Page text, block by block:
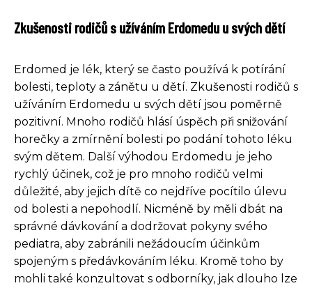
Zkušenosti rodičů s užíváním Erdomedu u svých dětí
Erdomed je lék, který se často používá k potírání
bolesti, teploty a zánětu u dětí. Zkušenosti rodičů s
užíváním Erdomedu u svých dětí jsou poměrně
pozitivní. Mnoho rodičů hlásí úspěch při snižování
horečky a zmírnění bolesti po podání tohoto léku
svým dětem. Další výhodou Erdomedu je jeho
rychlý účinek, což je pro mnoho rodičů velmi
důležité, aby jejich dítě co nejdříve pocítilo úlevu
od bolesti a nepohodlí. Nicméně by měli dbát na
správné dávkování a dodržovat pokyny svého
pediatra, aby zabránili nežádoucím účinkům
spojeným s předávkováním léku. Kromě toho by
mohli také konzultovat s odborníky, jak dlouho lze